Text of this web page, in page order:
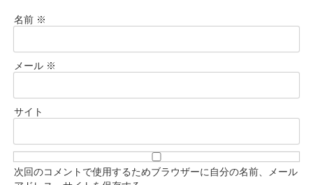
名前 ※
メール ※
サイト
次回のコメントで使用するためブラウザーに自分の名前、メール